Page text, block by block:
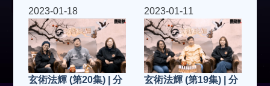
事/禁忌
神壇需注意的事/禁忌
2023-01-18
玄術法輝 (第20集) | 分
2023-01-11
玄術法輝 (第19集) | 分